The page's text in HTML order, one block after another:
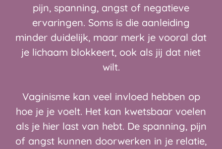
pijn, spanning, angst of negatieve
ervaringen. Soms is die aanleiding
minder duidelijk, maar merk je vooral dat
je lichaam blokkeert, ook als jij dat niet
wilt.
Vaginisme kan veel invloed hebben op
hoe je je voelt. Het kan kwetsbaar voelen
als je hier last van hebt. De spanning, pijn
of angst kunnen doorwerken in je relatie,